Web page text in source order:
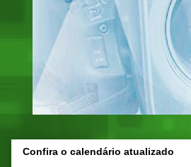
Confira o calendário atualizado